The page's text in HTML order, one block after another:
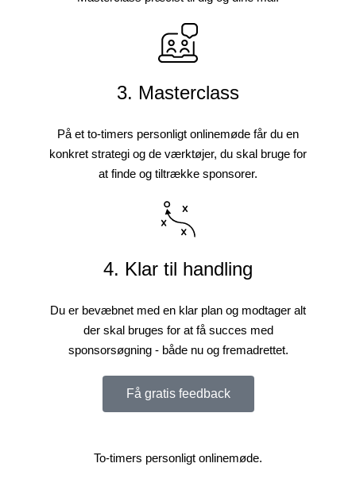
3. Masterclass
På et to-timers personligt onlinemøde får du en
konkret strategi og de værktøjer, du skal bruge for
at finde og tiltrække sponsorer.
4. Klar til handling
Du er bevæbnet med en klar plan og modtager alt
der skal bruges for at få succes med
sponsorsøgning - både nu og fremadrettet.
Få gratis feedback
To-timers personligt onlinemøde.